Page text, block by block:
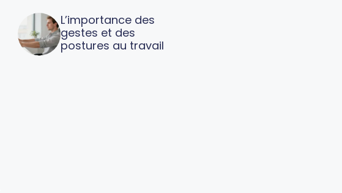
L’importance des
gestes et des
postures au travail